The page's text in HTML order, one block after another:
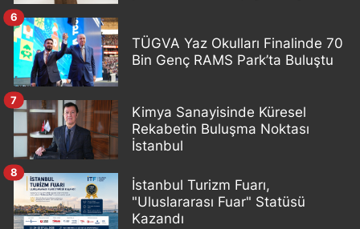
TÜGVA Yaz Okulları Finalinde 70
Bin Genç RAMS Park’ta Buluştu
6
Kimya Sanayisinde Küresel
Rekabetin Buluşma Noktası
İstanbul
7
İstanbul Turizm Fuarı,
"Uluslararası Fuar" Statüsü
Kazandı
8